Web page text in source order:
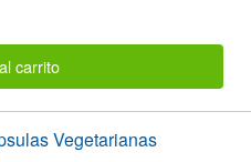
carrito
Vegetarianas